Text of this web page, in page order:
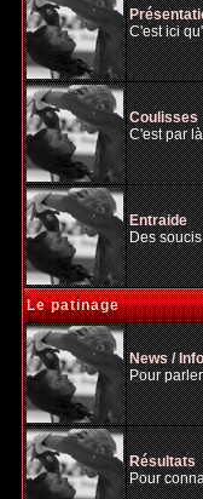
C'est ici
Coulisses
C'est par
Entraide
Des
Le patinage
News /
Pour
Résultats
Pour